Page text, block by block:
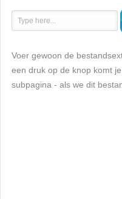
Voer gewoon de
een druk op de knop komt
subpagina - als we dit